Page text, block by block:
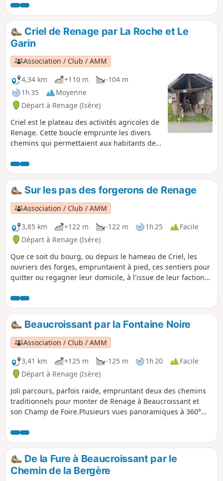
franchement, jusqu'à une grange (raccourci possible à
droite) puis, jusqu'à son point haut, dans la colline de
Parménie. Le chemin redescend ensuite en sous-bois vers
Beaucroissant puis retourne vers la Route des Arrons et le
Chemin de la Bergère. La Montée du Couloir sera ici
descendue jusqu'à l'église de Renage.
Criel de Renage par La Roche et Le
Garin
Association / Club / AMM
4,34 km
+110 m
-104 m
1h 35
Moyenne
Départ à Renage (Isère)
Criel est le plateau des activités agricoles de
Renage. Cette boucle emprunte les divers
chemins qui permettaient aux habitants de
usines du Val de Fure : forges, taillanderies
ou soieries.
Sur les pas des forgerons de Renage
Association / Club / AMM
3,85 km
+122 m -122 m 1h 25
Facile
Départ à Renage (Isère)
Que ce soit du bourg, ou depuis le hameau de Criel, les
ouvriers des forges, empruntaient à pied, ces sentiers pour
quitter ou regagner leur domicile, à l'issue de leur faction
bâtiments historiques qui ont illustré les différentes
époques de l'occupation artisanale, puis industrielle, des
bords de Fure.
Beaucroissant par la Fontaine Noire
Association / Club / AMM
3,41 km
+125 m -125 m 1h 20
Facile
Départ à Renage (Isère)
Joli parcours, parfois raide, empruntant deux des chemins
traditionnels pour monter de Renage à Beaucroissant et
son Champ de Foire.Plusieurs vues panoramiques à 360°
plaine de la Bièvre.
De la Fure à Beaucroissant par le
Chemin de la Bergère